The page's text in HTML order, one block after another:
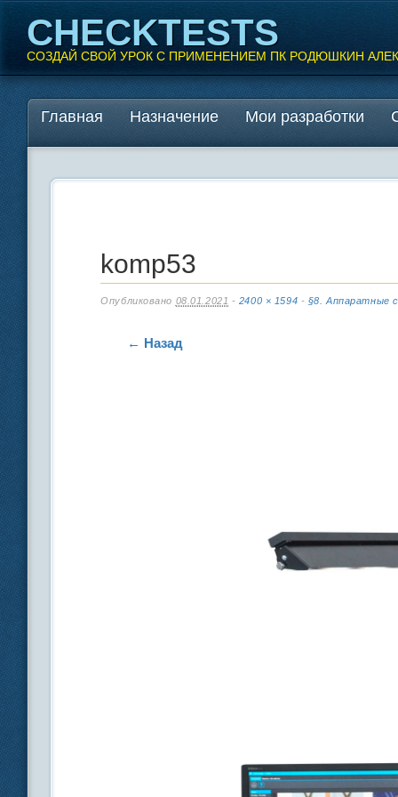
CHECKTESTS
СОЗДАЙ СВОЙ УРОК С ПРИМЕНЕНИЕМ ПК РОДЮШКИН
Главное меню
Перейти
содержанию
Главная Назначение Мои разработки
komp53
Опубликовано 08.01.2021 - 2400 × 1594 - §8. Аппаратные
← Назад